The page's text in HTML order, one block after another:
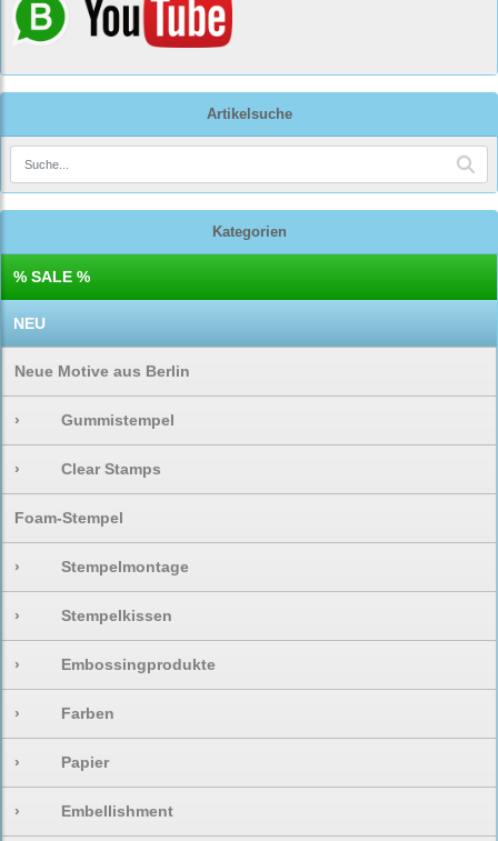
Artikelsuche
Kategorien
% SALE %
NEU
Neue Motive aus Berlin
› Gummistempel
› Clear Stamps
Foam-Stempel
› Stempelmontage
› Stempelkissen
› Embossingprodukte
› Farben
› Papier
› Embellishment